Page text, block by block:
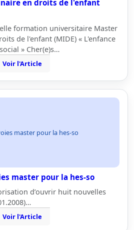
en droits de l'enfant
formation universitaire Master
de l'enfant (MIDE) « L'enfance
» Cher(e)s…
Voir l'Article
master pour la hes-so
master pour la hes-so
d’ouvrir huit nouvelles
Voir l'Article